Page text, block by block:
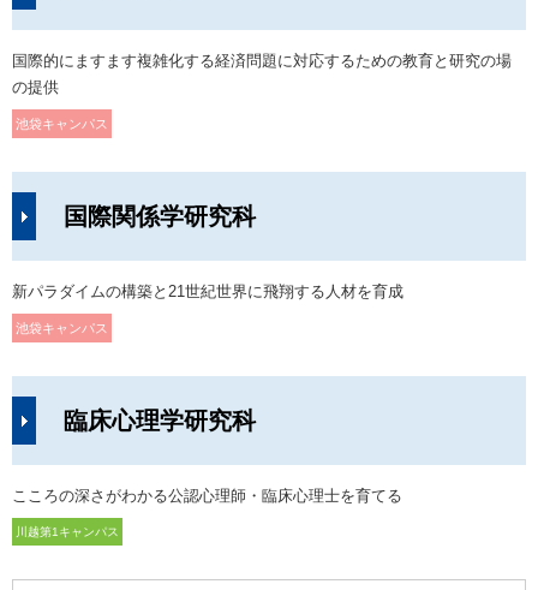
国際的にますます複雑化する経済問題に対応するための教育と研究の場
の提供
池袋キャンパス
国際関係学研究科
新パラダイムの構築と 21世紀世界に飛翔する人材を育成
池袋キャンパス
臨床心理学研究科
こころの深さがわかる公認心理師・臨床心理士を育てる
川越第1キャンパス